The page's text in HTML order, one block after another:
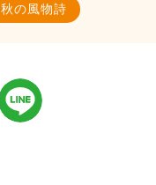
秋の風物詩